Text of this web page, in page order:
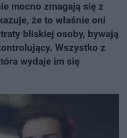
mocno zmagają się z
że to właśnie oni
bliskiej osoby, bywają
Wszystko z
wydaje im się